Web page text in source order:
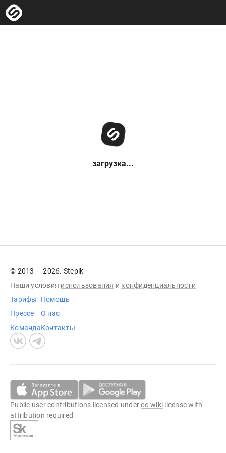
загрузка...
© 2013 — 2026. Stepik
Наши условия использования и конфиденциальности
Тарифы
Прессе
Команда
Помощь
О нас
Контакты
Public user contributions licensed undercc-wiki license with
attribution required